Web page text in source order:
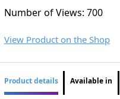
Number of Views: 700
View Product on the Shop
Product details Available in